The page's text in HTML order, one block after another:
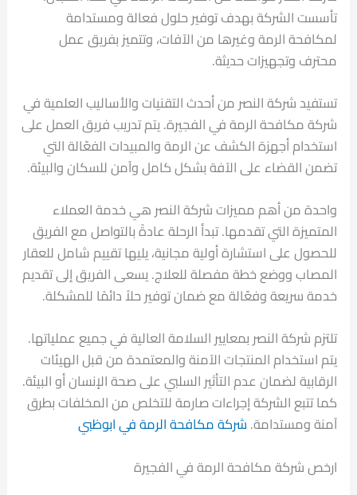
تأسست الشركة بهدف توفير حلول فعالة ومستدامة
لمكافحة الرمة وغيرها من الآفات، وتتميز بفريق عمل
محترف وتجهيزات حديثة.
تستفيد شركة النصر من أحدث التقنيات والأساليب العلمية في
شركة مكافحة الرمة في الفجيرة. يتم تدريب فريق العمل على
استخدام أجهزة الكشف عن الرمة والمبيدات الفعّالة التي
تضمن القضاء على الآفة بشكل كامل وآمن للسكان والبيئة.
واحدة من أهم مميزات شركة النصر هي خدمة العملاء
المتميزة التي تقدمها. تبدأ الرحلة عادةً بالتواصل مع الفريق
للحصول على استشارة أولية مجانية، يليها تقييم شامل للعقار
المصاب ووضع خطة مفصلة للعلاج. يسعى الفريق إلى تقديم
خدمة سريعة وفعّالة مع ضمان توفير حلاً دائمًا للمشكلة.
تلتزم شركة النصر بمعايير السلامة العالية في جميع عملياتها.
يتم استخدام المنتجات الآمنة والمعتمدة من قبل الهيئات
الرقابية لضمان عدم التأثير السلبي على صحة الإنسان أو البيئة.
كما تتبع الشركة إجراءات صارمة للتخلص من المخلفات بطرق
آمنة ومستدامة. شركة مكافحة الرمة في ابوظبي
ارخص شركة مكافحة الرمة في الفجيرة